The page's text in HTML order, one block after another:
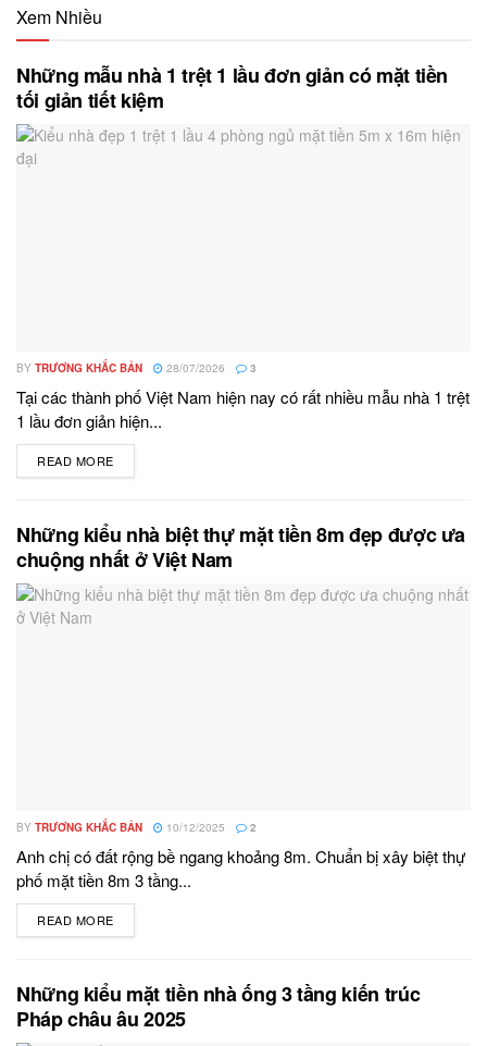
Xem Nhiều
Những mẫu nhà 1 trệt 1 lầu đơn giản có mặt tiền
tối giản tiết kiệm
BY TRƯƠNG KHẮC BẢN 28/07/2026 3
Tại các thành phố Việt Nam hiện nay có rất nhiều mẫu nhà 1 trệt
1 lầu đơn giản hiện...
READ MORE
Những kiểu nhà biệt thự mặt tiền 8m đẹp được ưa
chuộng nhất ở Việt Nam
BY TRƯƠNG KHẮC BẢN 10/12/2025 2
Anh chị có đất rộng bề ngang khoảng 8m. Chuẩn bị xây biệt thự
phố mặt tiền 8m 3 tầng...
READ MORE
Những kiểu mặt tiền nhà ống 3 tầng kiến trúc
Pháp châu âu 2025